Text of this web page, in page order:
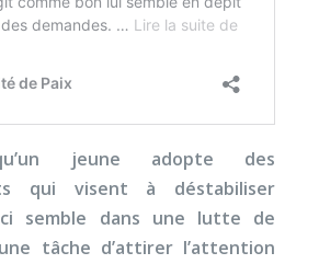
jeune adopte des
qui visent à déstabiliser
ci semble dans une lutte de
tâche d’attirer l’attention